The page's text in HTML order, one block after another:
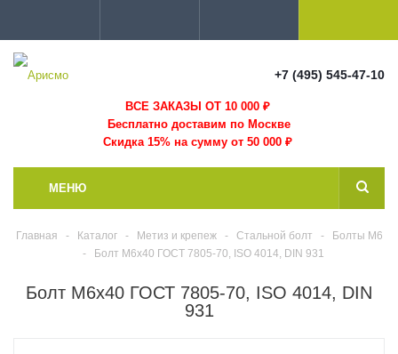
+7 (495) 545-47-10
ВСЕ ЗАКАЗЫ ОТ 10 000₽
Бесплатно доставим по Москве
Скидка 15% на сумму от 50 000 ₽
МЕНЮ
Главная - Каталог - Метиз и крепеж - Стальной болт -
Болты М6
-
Болт M6x40 ГОСТ 7805-70, ISO 4014, DIN 931
Болт M6x40 ГОСТ 7805-70, ISO 4014, DIN
931